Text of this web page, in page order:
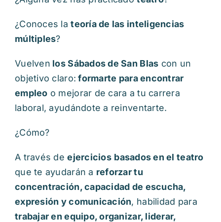
¿Conoces lateoría de las inteligencias
múltiples?
Vuelven los Sábados de San Blas con un
objetivo claro: formarte para encontrar
empleo o mejorar de cara a tu carrera
laboral, ayudándote a reinventarte.
¿Cómo?
A través deejercicios basados en el teatro
que te ayudarán a reforzar tu
concentración, capacidad de escucha,
expresión y comunicación, habilidad para
trabajar en equipo, organizar, liderar,